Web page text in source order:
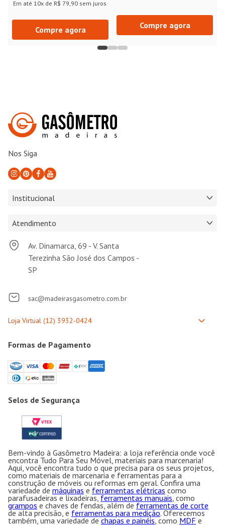
Em até 10x de R$ 79,90 sem juros
Compre agora Compre agora
Nos Siga
Institucional
Atendimento
Av. Dinamarca, 69 - V. Santa
Terezinha São José dos Campos -
SP
sac@madeirasgasometro.com.br
Formas de Pagamento
Selos de Segurança
Bem-vindo à Gasômetro Madeira: a loja referência onde você
encontra Tudo Para Seu Móvel, materiais para marcenaria!
Aqui, você encontra tudo o que precisa para os seus projetos,
como materiais de marcenaria e ferramentas para a
construção de móveis ou reformas em geral. Confira uma
variedade de máquinas e ferramentas elétricas como
parafusadeiras e lixadeiras, ferramentas manuais, como
grampos e chaves de fendas, além de ferramentas de corte
de alta precisão, e ferramentas para medição. Oferecemos
também, uma variedade de chapas e painéis, como MDF e